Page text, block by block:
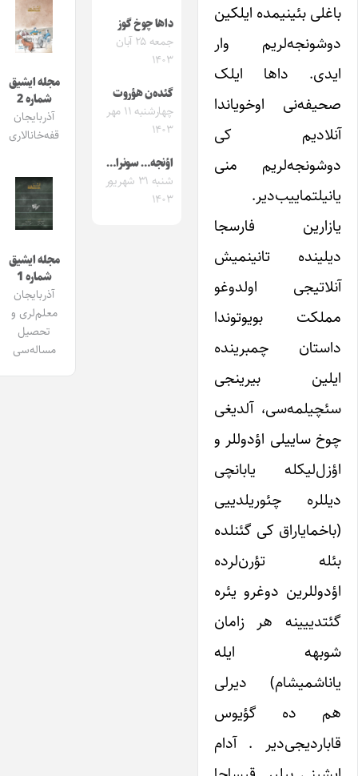
باغلی بئینیمده ایلکین
دوشونجه‌لریم وار
ایدی. داها ایلک
صحیفه‌نی اوخویاندا
آنلادیم کی
دوشونجه‌لریم منی
یانیلتماییب‌دیر.
یازارین فارسجا
دیلینده تانینمیش
آنلاتیجی اولدوغو
مملکت بویوتوندا
داستان چمبرینده
ایلین بیرینجی
سئچیلمه‌سی، آلدیغی
چوخ ساییلی اؤدوللر و
اؤزل‌لیکله یابانچی
دیللره چئوریلدییی
(باخمایاراق کی گئنلده
بئله تؤرن‌لرده
اؤدوللرین دوغرو یئره
گئتدییینه هر زامان
شوبهه ایله
یاناشمیشام) دیرلی
هم ده گؤیوس
قاباردیجی‌دیر . آدام
داها چوخ گوز
جمعه ۲۵ آبان
۱۴۰۳
گئده‌ن هؤروت
چهارشنبه ۱۱ مهر
۱۴۰۳
اؤنجه… سونرا…
شنبه ۳۱ شهریور
۱۴۰۳
مجله ایشیق
شماره 2
آذربایجان
قفه‌خانالاری
مجله ایشیق
شماره 1
آذربایجان
معلم‌لری و
تحصیل
مساله‌سی